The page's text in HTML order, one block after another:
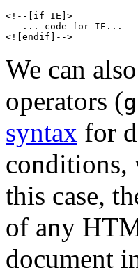
<!--[if IE]>
   ... code for IE...
We can
operators (
syntax for
conditions,
this case,
of any
document